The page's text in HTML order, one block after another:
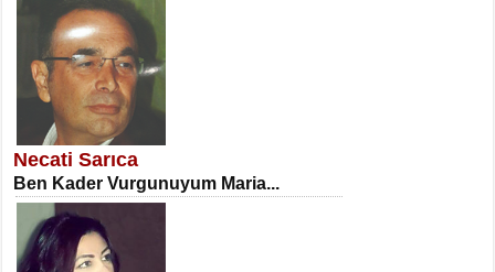
NECLA DİLEK ARSLAN
Öğretmenler Günü Mahkemesi...
Necati Sarıca
Ben Kader Vurgunuyum Maria...